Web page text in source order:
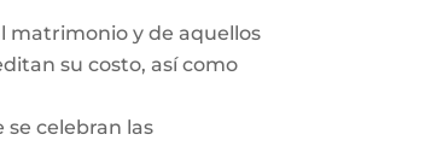
matrimonio y de aquellos
su costo, así como
celebran las